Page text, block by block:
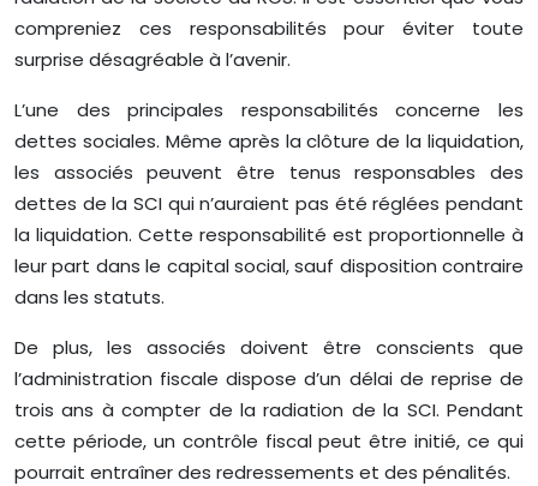
compreniez ces responsabilités pour éviter toute
surprise désagréable à l’avenir.
L’une des principales responsabilités concerne les
dettes sociales. Même après la clôture de la liquidation,
les associés peuvent être tenus responsables des
dettes de la SCI qui n’auraient pas été réglées pendant
la liquidation. Cette responsabilité est proportionnelle à
leur part dans le capital social, sauf disposition contraire
dans les statuts.
De plus, les associés doivent être conscients que
l’administration fiscale dispose d’un délai de reprise de
trois ans à compter de la radiation de la SCI. Pendant
cette période, un contrôle fiscal peut être initié, ce qui
pourrait entraîner des redressements et des pénalités.